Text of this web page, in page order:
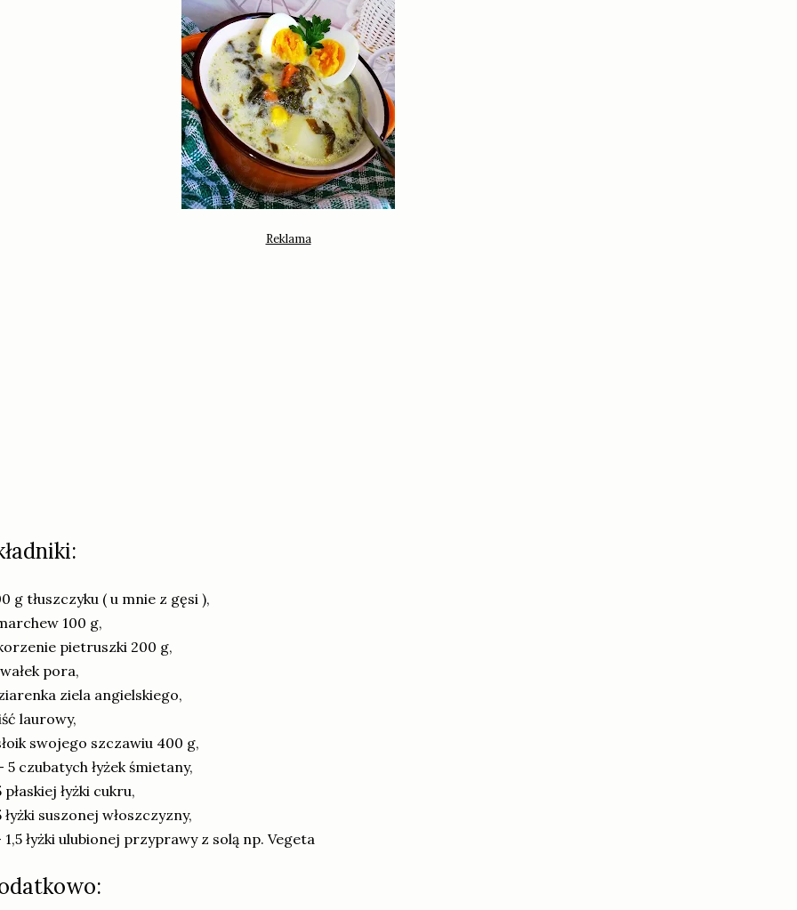
g tłuszczyku ( u mnie z gęsi ),
100 g,
pietruszki 200 g,
pora,
ziela angielskiego,
laurowy,
swojego szczawiu 400 g,
5 czubatych łyżek śmietany,
płaskiej łyżki cukru,
łyżki suszonej włoszczyzny,
1,5 łyżki ulubionej przyprawy z solą np. Vegeta